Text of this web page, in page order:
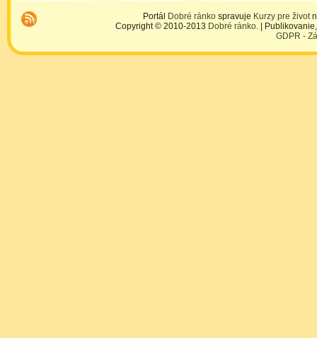
Portál Dobré ránko spravuje Kurzy pre život
Copyright © 2010-2013 Dobré ránko. |
GDPR -